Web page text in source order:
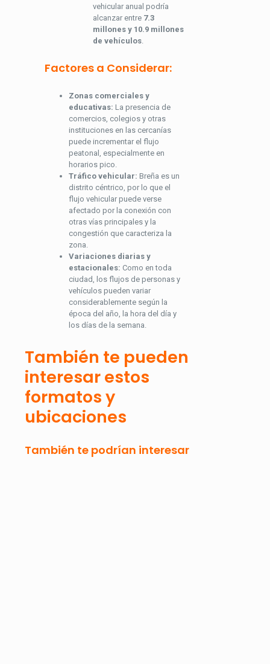
vehicular anual podría
alcanzar entre 7.3
millones y 10.9 millones
de vehículos
Factores a Considerar:
Zonas comerciales y
educativas: La presencia de
comercios, colegios y otras
instituciones en las cercanías
puede incrementar el flujo
peatonal, especialmente en
horarios pico.
Tráfico vehicular: Breña es un
distrito céntrico, por lo que el
flujo vehicular puede verse
afectado por la conexión con
otras vías principales y la
congestión que caracteriza la
zona.
Variaciones diarias y
estacionales: Como en toda
ciudad, los flujos de personas y
vehículos pueden variar
considerablemente según la
época del año, la hora del día y
los días de la semana.
También te pueden
interesar estos
formatos y
ubicaciones
También te podrían interesar